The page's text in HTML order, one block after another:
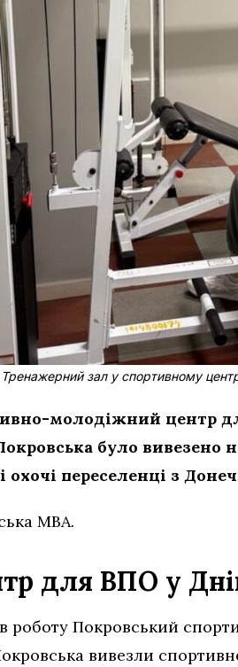
Тренажерний зал у спортивному
молодіжний центр
було вивезено
охочі переселенці з
МВА.
для ВПО у
роботу Покровський
вивезли